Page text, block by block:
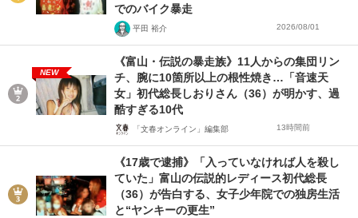
でのバイク暴走
平田 裕介 2026/08/01
NEW
《富山・伝説の暴走族》11人からの集団リン
チ、腕に10箇所以上の根性焼き…「音速天
女」初代総長しおりさん（36）が明かす、過
酷すぎる10代
「文春オンライン」編集部 13時間前
《17歳で逮捕》「入っていなければ人を殺し
ていた」富山の伝説的レディース初代総長
（36）が告白する、女子少年院での独房生活
と“ヤンキーの更生”